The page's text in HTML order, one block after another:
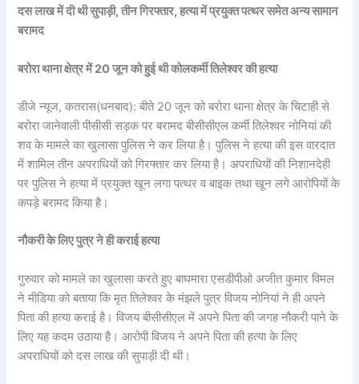
दस लाख में दी थी सुपाड़ी, तीन गिरफ्तार, हत्या में प्रयुक्त पत्थर समेत अन्य सामान
बरामद
बरोरा थाना क्षेत्र में 20 जून को हुई थी कोलकर्मी तिलेश्वर की हत्या
डीजे न्यूज, कतरास(धनबाद): बीते 20 जून को बरोरा थाना क्षेत्र के चिटाही से
बरोरा जानेवाली पीसीसी सड़क पर बरामद बीसीसीएल कर्मी तिलेश्वर नोनियां की
शव के मामले का खुलासा पुलिस ने कर लिया है। पुलिस ने हत्या की इस वारदात
में शामिल तीन अपराधियों को गिरफ्तार कर लिया है। अपराधियों की निशानदेही
पर पुलिस ने हत्या में प्रयुक्त खून लगा पत्थर व बाइक तथा खून लगे आरोपियों के
कपड़े बरामद किया है।
नौकरी के लिए पुत्र ने ही कराई हत्या
गुरुवार को मामले का खुलासा करते हुए बाघमारा एसडीपीओ अजीत कुमार विमल
ने मीडिया को बताया कि मृत तिलेश्वर के मंझले पुत्र विजय नोनियां ने ही अपने
पिता की हत्या कराई है। विजय बीसीसीएल में अपने पिता की जगह नौकरी पाने के
लिए यह कदम उठाया है। आरोपी विजय ने अपने पिता की हत्या के लिए
अपराधियों को दस लाख की सुपाड़ी दी थी।